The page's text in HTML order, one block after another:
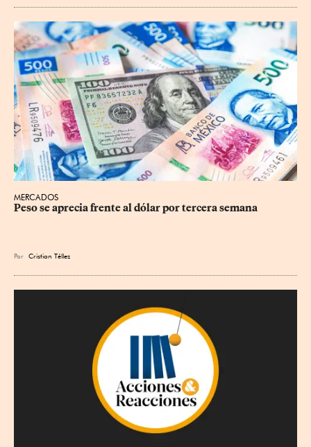
MERCADOS
Peso se aprecia frente al dólar por tercera semana
Por Cristian Téllez